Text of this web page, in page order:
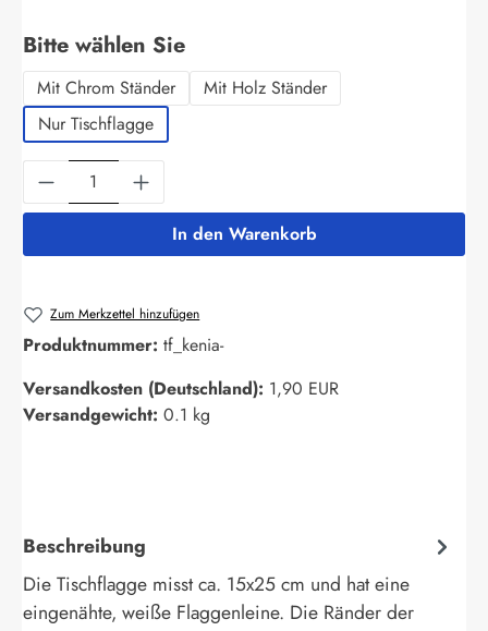
Bitte wählen Sieauswählen
Mit Chrom Ständer
Mit Holz Ständer
Nur Tischflagge
Produkt Anzahl: Gib den gewünschten
In den Warenkorb
Zum Merkzettel hinzufügen
Produktnummer: tf_kenia-
Versandkosten (Deutschland): 1,90 EUR
Versandgewicht: 0.1 kg
Beschreibung
Die Tischflagge misst ca. 15x25 cm und hat eine
eingenähte, weiße Flaggenleine. Die Ränder der